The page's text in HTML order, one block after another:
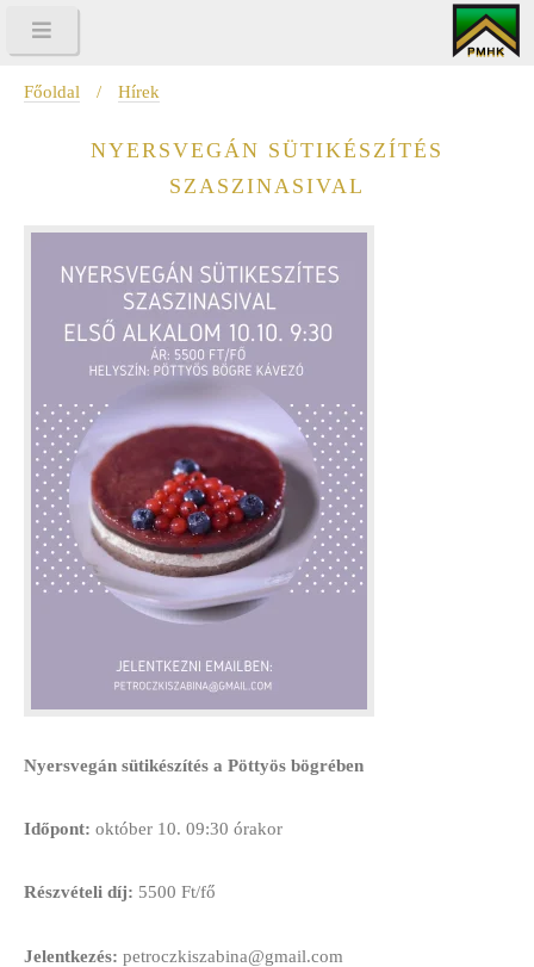
Főoldal / Hírek
NYERSVEGÁN SÜTIKÉSZÍTÉS
SZASZINASIVAL
Nyersvegán sütikészítés a Pöttyös bögrében
Időpont: október 10. 09:30 órakor
Részvételi díj: 5500 Ft/fő
Jelentkezés: petroczkiszabina@gmail.com